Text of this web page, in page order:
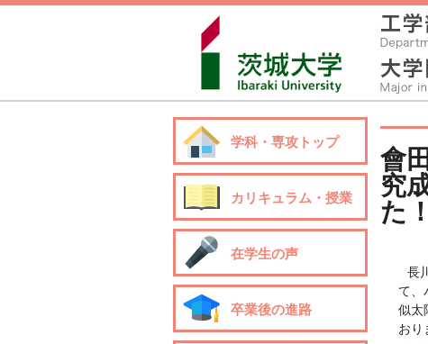
會
究
た！
長
て、
似太
おり
学科・専攻トップ
カリキュラム・授業
在学生の声
卒業後の進路